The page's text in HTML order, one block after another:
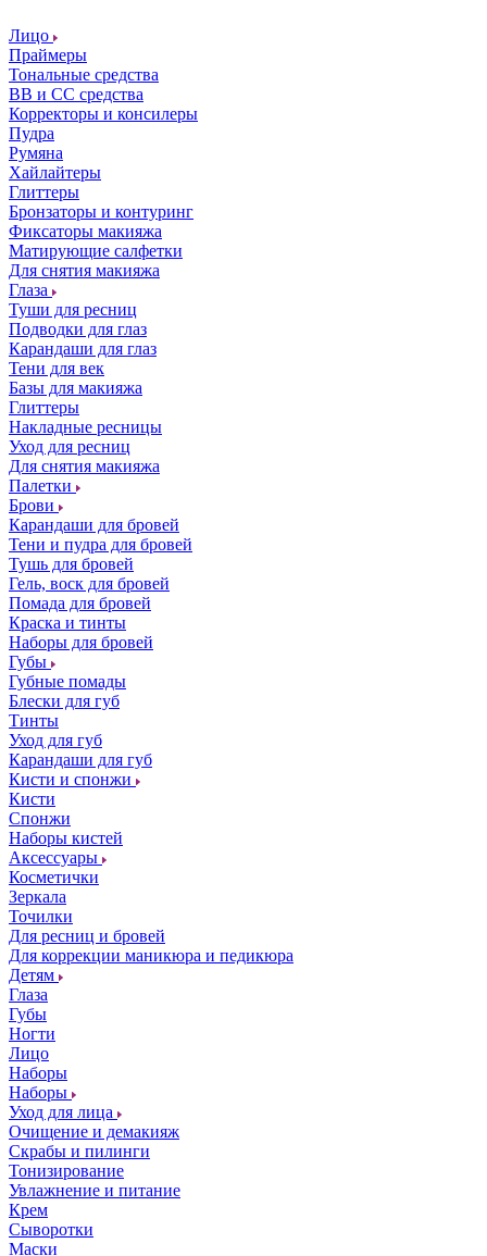
Лицо
Праймеры
Тональные средства
ВВ и СС средства
Корректоры и консилеры
Пудра
Румяна
Хайлайтеры
Глиттеры
Бронзаторы и контуринг
Фиксаторы макияжа
Матирующие салфетки
Для снятия макияжа
Глаза
Туши для ресниц
Подводки для глаз
Карандаши для глаз
Тени для век
Базы для макияжа
Глиттеры
Накладные ресницы
Уход для ресниц
Для снятия макияжа
Палетки
Брови
Карандаши для бровей
Тени и пудра для бровей
Тушь для бровей
Гель, воск для бровей
Помада для бровей
Краска и тинты
Наборы для бровей
Губы
Губные помады
Блески для губ
Тинты
Уход для губ
Карандаши для губ
Кисти и спонжи
Кисти
Спонжи
Наборы кистей
Аксессуары
Косметички
Зеркала
Точилки
Для ресниц и бровей
Для коррекции маникюра и педикюра
Детям
Глаза
Губы
Ногти
Лицо
Наборы
Наборы
Уход для лица
Очищение и демакияж
Скрабы и пилинги
Тонизирование
Увлажнение и питание
Крем
Сыворотки
Маски